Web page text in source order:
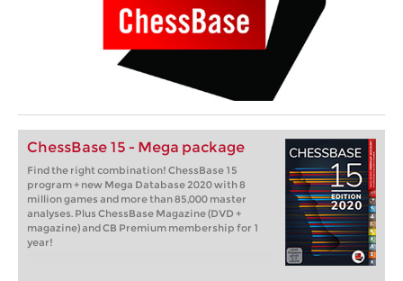
ChessBase 15 - Mega package
Find the right combination! ChessBase 15
program + new Mega Database 2020 with 8
million games and more than 85,000 master
analyses. Plus ChessBase Magazine (DVD +
magazine) and CB Premium membership for 1
year!